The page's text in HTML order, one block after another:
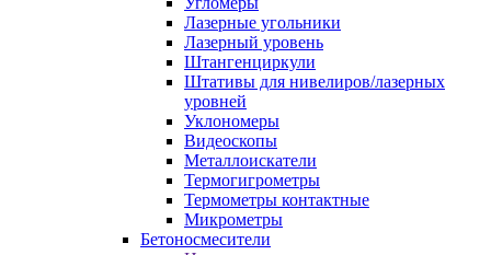
Лазерные угольники
Лазерный уровень
Штангенциркули
Штативы для нивелиров/лазерных
уровней
Уклономеры
Видеоскопы
Металлоискатели
Термогигрометры
Термометры контактные
Микрометры
Бетоносмесители